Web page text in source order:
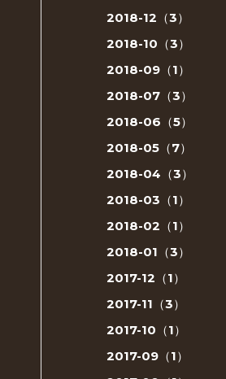
2018-12（3）
2018-10（3）
2018-09（1）
2018-07（3）
2018-06（5）
2018-05（7）
2018-04（3）
2018-03（1）
2018-02（1）
2018-01（3）
2017-12（1）
2017-11（3）
2017-10（1）
2017-09（1）